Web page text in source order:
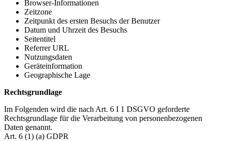
Browser-Informationen
Zeitzone
Zeitpunkt des ersten Besuchs der Benutzer
Datum und Uhrzeit des Besuchs
Seitentitel
Referrer URL
Nutzungsdaten
Geräteinformation
Geographische Lage
Rechtsgrundlage
Im Folgenden wird die nach Art. 6 I 1 DSGVO geforderte
Rechtsgrundlage für die Verarbeitung von personenbezogenen
Daten genannt.
Art. 6 (1) (a) GDPR